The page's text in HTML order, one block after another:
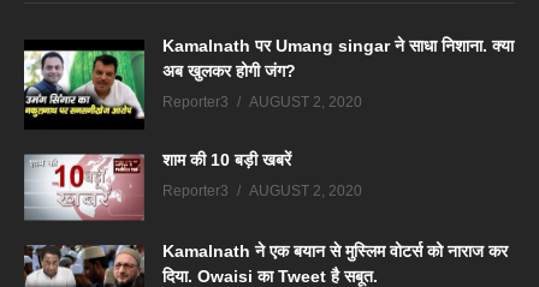
Kamalnath पर Umang singar ने साधा निशाना. क्या
अब खुलकर होगी जंग?
Reporter3 AUGUST 2, 2020
शाम की 10 बड़ी खबरें
Reporter3 AUGUST 2, 2020
Kamalnath ने एक बयान से मुस्लिम वोटर्स को नाराज कर
दिया. Owaisi का Tweet है सबूत.